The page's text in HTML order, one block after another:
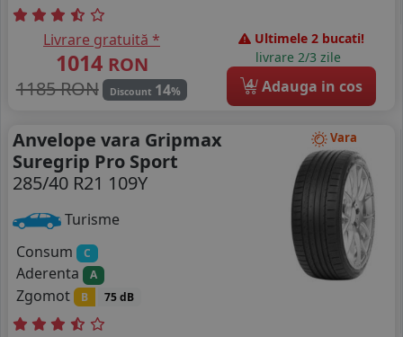
Livrare gratuită *
1014 RON
1185 RON
Discount 14%
Ultimele 2 bucati!
livrare 2/3 zile
4 Adauga in cos
Vara
Anvelope vara Gripmax
Suregrip Pro Sport
285/40 R21 109Y
Turisme
Consum
C
Aderenta A
Zgomot B 75 dB